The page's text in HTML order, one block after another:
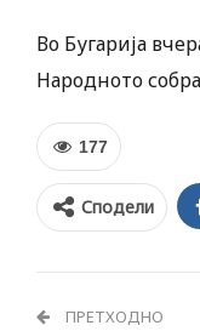
Во Бугарија
Народното
177
Сподели
ПРЕТХОДНО